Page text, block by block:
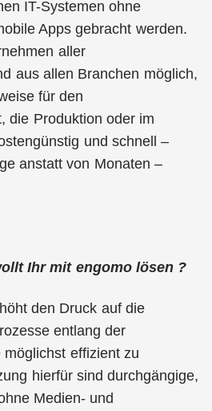
IT-Systemen ohne
Apps gebracht werden.
aller
aus allen Branchen möglich,
für den
die Produktion oder im
und schnell –
anstatt von Monaten –
Ihr mit engomo lösen ?
den Druck auf die
entlang der
effizient zu
hierfür sind durchgängige,
Medien- und